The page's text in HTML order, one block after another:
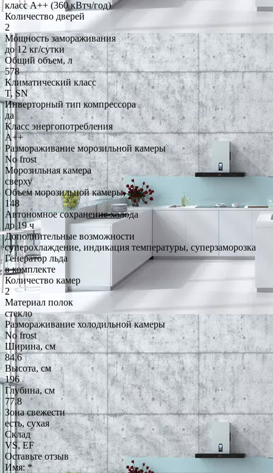
класс A++ (360 кВтч/год)
Количество дверей
2
Мощность замораживания
до 12 кг/cутки
Общий объем, л
578
Климатический класс
T, SN
Инверторный тип компрессора
да
Класс энергопотребления
A++
Размораживание морозильной камеры
No frost
Морозильная камера
сверху
Объем морозильной камеры, л
148
Автономное сохранение холода
до 19 ч
Дополнительные возможности
суперохлаждение, индикация температуры, суперзаморозка
Генератор льда
в комплекте
Количество камер
2
Материал полок
стекло
Размораживание холодильной камеры
No frost
Ширина, см
84.6
Высота, см
196
Глубина, см
77.8
Зона свежести
есть, сухая
Склад
VS, EF
Оставьте отзыв
Имя:*